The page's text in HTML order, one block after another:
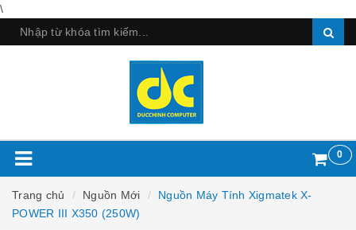
\
0
Trang chủ Nguồn Mới
Nguồn Máy Tính Xigmatek X-
POWER III X350 (250W)